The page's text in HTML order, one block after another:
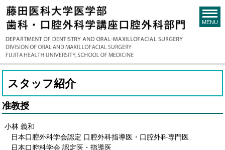
MENU
スタッフ紹介
准教授
小林 義和
日本口腔外科学会認定 口腔外科指導医・口腔外科専門医
日本口腔科学会 認定医・指導医